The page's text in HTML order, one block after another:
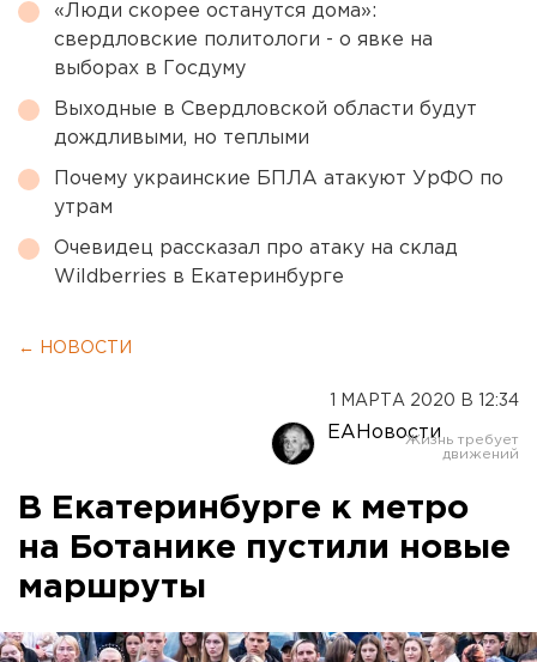
«Люди скорее останутся дома»:
свердловские политологи - о явке на
выборах в Госдуму
Выходные в Свердловской области будут
дождливыми, но теплыми
Почему украинские БПЛА атакуют УрФО по
утрам
Очевидец рассказал про атаку на склад
Wildberries в Екатеринбурге
← НОВОСТИ
1 МАРТА 2020 В 12:34
ЕАНовости
В Екатеринбурге к метро
на Ботанике пустили новые
маршруты